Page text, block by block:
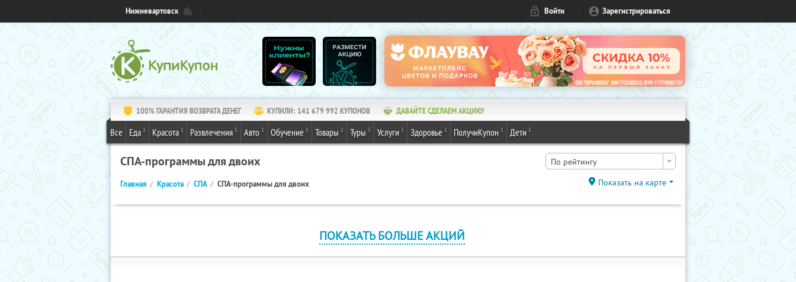
Нижневартовск Войти Зарегистрироваться
100% ГАРАНТИЯ ВОЗВРАТА ДЕНЕГ КУПИЛИ: 141 679 992 КУПОНОВ ДАВАЙТЕ СДЕЛАЕМ АКЦИЮ!
Все Еда 1 Красота 1 Развлечения 1 Авто 1 Обучение 1 Товары 1 Туры 1 Услуги 1 Здоровье 1 ПолучиКупон 1 Дети 1
СПА-программы для двоих По рейтингу
Главная Красота СПА СПА-программы для двоих Показать на карте
ПОКАЗАТЬ БОЛЬШЕ АКЦИЙ